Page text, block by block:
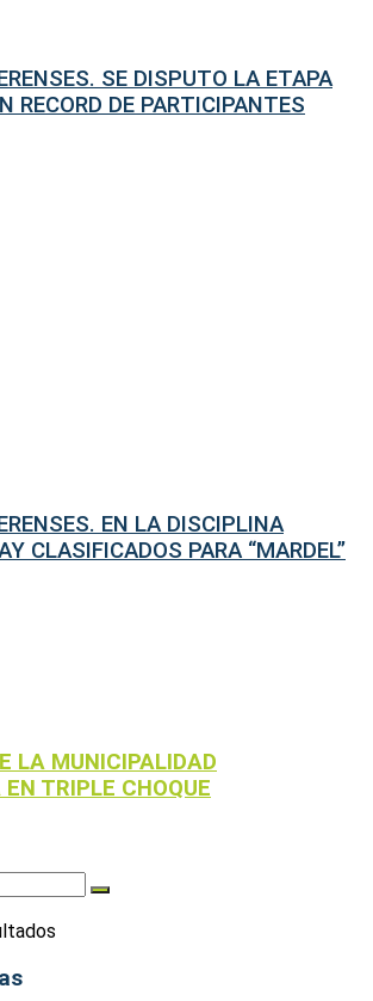
SE DISPUTO LA ETAPA
RECORD DE PARTICIPANTES
EN LA DISCIPLINA
CLASIFICADOS PARA “MARDEL”
LA MUNICIPALIDAD
TRIPLE CHOQUE